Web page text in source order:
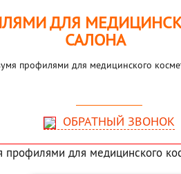
ДЛЯ
САЛОНА
профилями для медицинского
ОБРАТНЫЙ ЗВОНОК